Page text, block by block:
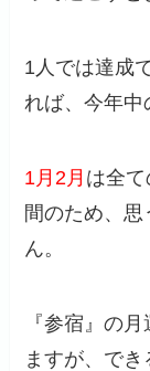
1人では達成
れば、今年中
1月2月 は全
間のため、
ん。
『参宿』の
ますが、で